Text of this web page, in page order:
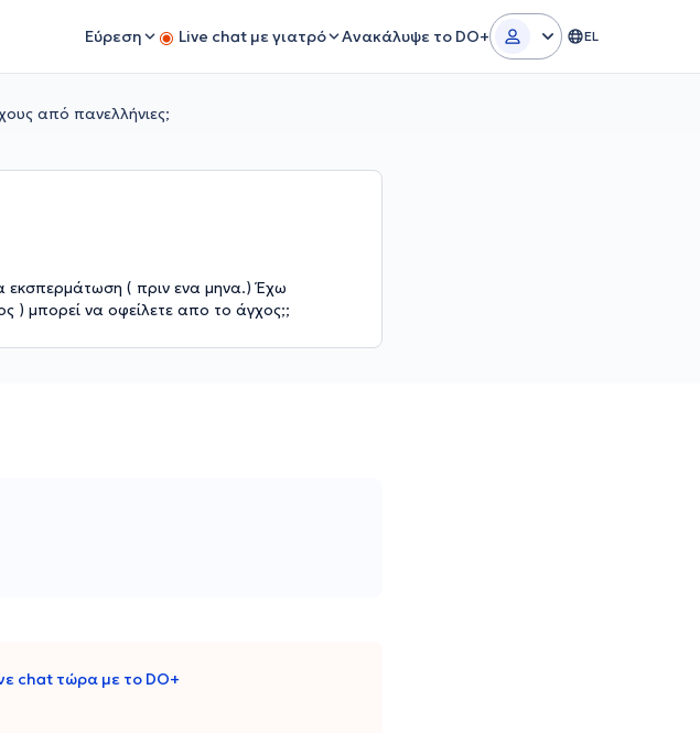
Εύρεση Live chat με γιατρό Ανακάλυψε το DO+ EL
από πανελλήνιες;
εκσπερμάτωση ( πριν ενα μηνα.) Έχω
) μπορεί να οφείλετε απο το άγχος;;
chat τώρα με το DO+